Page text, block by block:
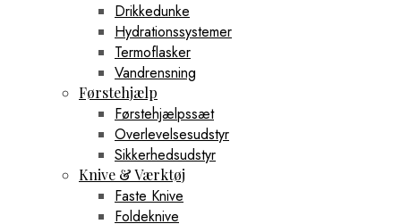
Drikkedunke
Hydrationssystemer
Termoflasker
Vandrensning
Førstehjælp
Førstehjælpssæt
Overlevelsesudstyr
Sikkerhedsudstyr
Knive & Værktøj
Faste Knive
Foldeknive